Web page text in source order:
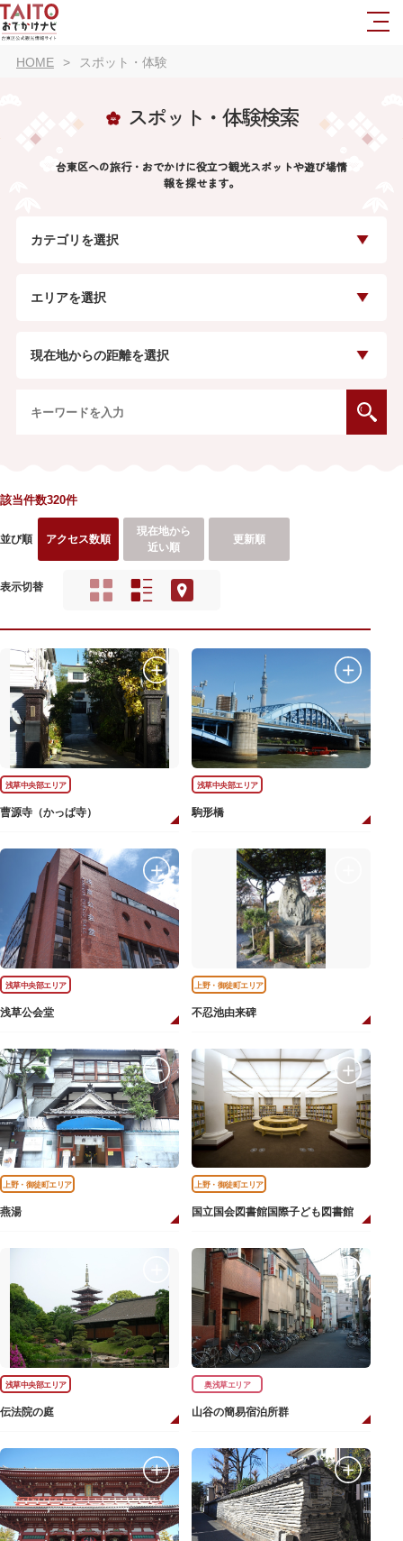
HOME スポット・体験
スポット・体験検索
台東区への旅行・おでかけに役立つ観光スポットや遊び場情
報を探せます。
カテゴリを選択
エリアを選択
現在地からの距離を選択
該当件数320件
並び順 アクセス数順
現在地から
近い順
更新順
表示切替
浅草中央部エリア
曹源寺（かっぱ寺）
浅草中央部エリア
駒形橋
浅草中央部エリア
浅草公会堂
上野・御徒町エリア
不忍池由来碑
上野・御徒町エリア
燕湯
上野・御徒町エリア
国立国会図書館国際子ども図書館
浅草中央部エリア
伝法院の庭
奥浅草エリア
山谷の簡易宿泊所群